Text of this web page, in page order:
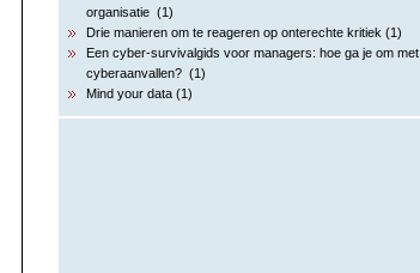
organisatie (1)
Drie manieren om te reageren op onterechte kritiek (1)
Een cyber-survivalgids voor managers: hoe ga je om met
cyberaanvallen? (1)
Mind your data (1)